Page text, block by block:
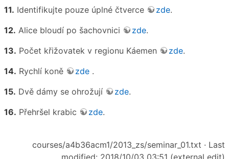
11. Identifikujte pouze úplné čtverce zde.
12. Alice bloudí po šachovnici zde.
13. Počet křižovatek v regionu Káemen zde.
14. Rychlí koně zde .
15. Dvě dámy se ohrožují zde.
16. Přehršel krabic zde.
courses/a4b36acm1/2013_zs/seminar_01.txt · Last